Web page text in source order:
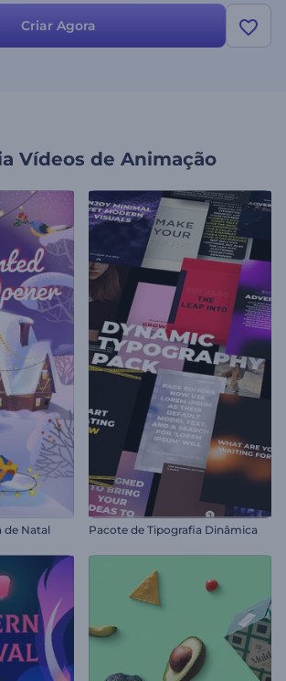
Criar Agora
Vídeos de Animação
de Natal Pacote de Tipografia Dinâmica